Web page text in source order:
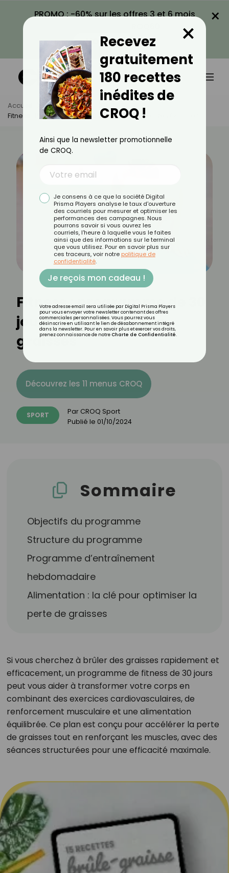
PROMO : -60% sur les offres 3 et 6 mois
VOIR LA PROMO
×
Accueil Actus
Sport
Fitness : Programme De 30 Jours Pour Brûler Des Graisses
Fitness : programme de 30
jours pour brûler des
graisses
Découvrez les 11 menus CROQ
SPORT Par CROQ Sport
Publié le 01/10/2024
Sommaire
Objectifs du programme
Structure du programme
Programme d’entraînement
hebdomadaire
Alimentation : la clé pour optimiser la
perte de graisses
Si vous cherchez à brûler des graisses rapidement et
efficacement, un programme de fitness de 30 jours
peut vous aider à transformer votre corps en
combinant des exercices cardiovasculaires, de
renforcement musculaire et une alimentation
équilibrée. Ce plan est conçu pour accélérer la perte
de graisses tout en renforçant les muscles, avec des
séances structurées pour une efficacité maximale.
Recevez
gratuitement
180 recettes
inédites de
CROQ !
×
Ainsi que la newsletter promotionnelle
de CROQ.
Je consens à ce que la société Digital
Prisma Players analyse le taux d'ouverture
des courriels pour mesurer et optimiser les
performances des campagnes. Nous
pourrons savoir si vous ouvrez les
courriels, l'heure à laquelle vous le faites
ainsi que des informations sur le terminal
que vous utilisez. Pour en savoir plus sur
ces traceurs, voir notre politique de
confidentialité.
Je reçois mon cadeau !
Votre adresse email sera utilisée par Digital Prisma Players
pour vous envoyer votre newsletter contenant des offres
commerciales personnalisées. Vous pourrez vous
désinscrire en utilisant le lien de désabonnement intégré
dans la newsletter. Pour en savoir plus et exercer vos droits,
prenez connaissance de notre Charte de Confidentialité.